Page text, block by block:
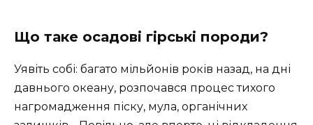
Що таке осадові гірські породи?
Уявіть собі: багато мільйонів років назад, на дні
давнього океану, розпочався процес тихого
нагромадження піску, мула, органічних